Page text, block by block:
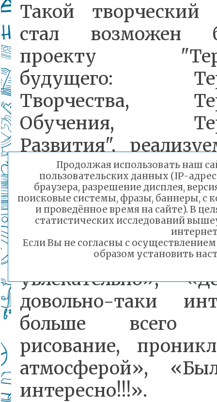
Такой творческий
стал возможен
проекту
будущего:
Творчества,
Обучения,
Развития",
поддержке
президентских
Вот только часть
«Было
увлекательно»,
довольно-таки
больше всего
рисование,
атмосферой»,
интересно!!!».
Продолжая использовать наш
пользовательских данных (IP-
браузера, разрешение дисплея,
поисковые системы, фразы, баннеры, с
и проведённое время на сайте). В
статистических исследований
Если Вы не согласны с
образом установить